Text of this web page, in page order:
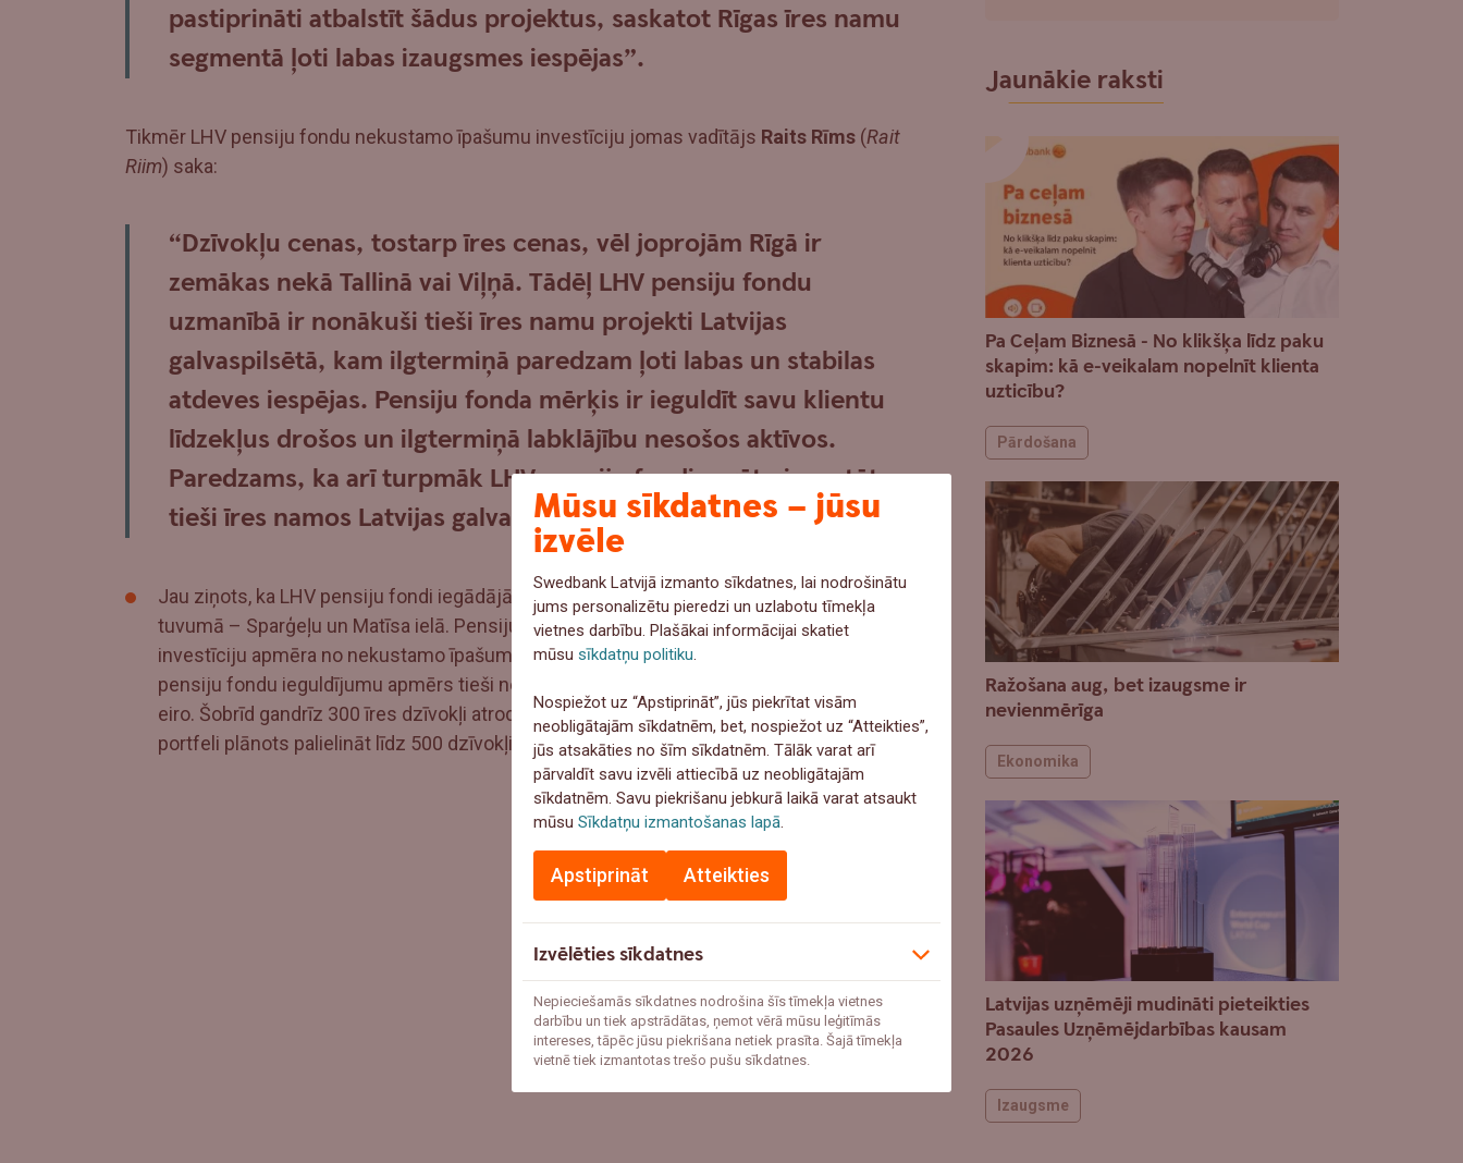
pastiprināti atbalstīt šādus projektus, saskatot Rīgas īres namu
segmentā ļoti labas izaugsmes iespējas”.
Tikmēr LHV pensiju fondu nekustamo īpašumu investīciju jomas vadītājs Raits Rīms(Rait
Riim) saka:
“Dzīvokļu cenas, tostarp īres cenas, vēl joprojām Rīgā ir
zemākas nekā Tallinā vai Viļņā. Tādēļ LHV pensiju fondu
uzmanībā ir nonākuši tieši īres namu projekti Latvijas
galvaspilsētā, kam ilgtermiņā paredzam ļoti labas un stabilas
atdeves iespējas. Pensiju fonda mērķis ir ieguldīt savu klientu
līdzekļus drošos un ilgtermiņā labklājību nesošos aktīvos.
Paredzams, ka arī turpmāk LHV pensiju fondi varētu investēt
tieši īres namos Latvijas galvaspilsētā.”
Jau ziņots, ka LHV pensiju fondi iegādājās 5 īres namus ar 109 dzīvokļiem Rīgas centra
tuvumā – Sparģeļu un Matīsa ielā. Pensiju fonda plāns ir apmēram ceturto daļu
investīciju apmēra no nekustamo īpašumu portfeļa novirzīt tieši Rīgā. Kopējais LHV
pensiju fondu ieguldījumu apmērs tieši nekustamajos īpašumos mērāms 85 miljonos
eiro. Šobrīd gandrīz 300 īres dzīvokļi atrodas Tallinā, savukārt Rīgā ar laiku īres dzīvokļu
portfeli plānots palielināt līdz 500 dzīvokļiem.
Jaunākie raksti
Pa Ceļam Biznesā - No klikšķa līdz paku
skapim: kā e-veikalam nopelnīt klienta
uzticību?
Pārdošana
Ražošana aug, bet izaugsme ir
nevienmērīga
Ekonomika
Latvijas uzņēmēji mudināti pieteikties
Pasaules Uzņēmējdarbības kausam
2026
Izaugsme
Mūsu sīkdatnes – jūsu
izvēle
Swedbank Latvijā izmanto sīkdatnes, lai nodrošinātu
jums personalizētu pieredzi un uzlabotu tīmekļa
vietnes darbību. Plašākai informācijai skatiet
mūsusīkdatņu politiku.
Nospiežot uz “Apstiprināt”, jūs piekrītat visām
neobligātajām sīkdatnēm, bet, nospiežot uz “Atteikties”,
jūs atsakāties no šīm sīkdatnēm. Tālāk varat arī
pārvaldīt savu izvēli attiecībā uz neobligātajām
sīkdatnēm. Savu piekrišanu jebkurā laikā varat atsaukt
mūsuSīkdatņu izmantošanas lapā.
Apstiprināt Atteikties
Izvēlēties sīkdatnes
Nepieciešamās sīkdatnes nodrošina šīs tīmekļa vietnes
darbību un tiek apstrādātas, ņemot vērā mūsu leģitīmās
intereses, tāpēc jūsu piekrišana netiek prasīta. Šajā tīmekļa
vietnē tiek izmantotas trešo pušu sīkdatnes.